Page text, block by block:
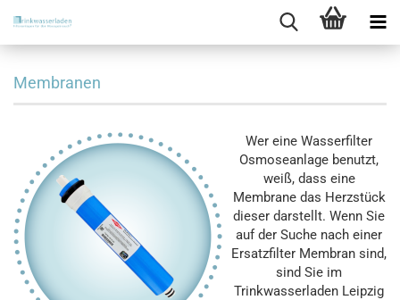
Membranen
Wer eine Wasserfilter
Osmoseanlage benutzt,
weiß, dass eine
Membrane das Herzstück
dieser darstellt. Wenn Sie
auf der Suche nach einer
Ersatzfilter Membran sind,
sind Sie im
Trinkwasserladen Leipzig